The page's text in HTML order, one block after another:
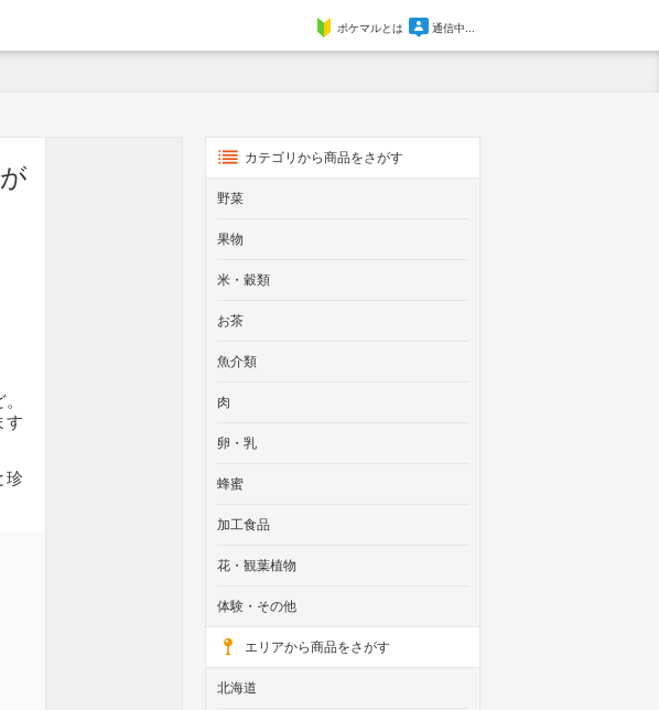
ポケマルとは 通信中...
す
珍
カテゴリから商品をさがす
野菜
果物
米・穀類
お茶
魚介類
肉
卵・乳
蜂蜜
加工食品
花・観葉植物
体験・その他
エリアから商品をさがす
北海道